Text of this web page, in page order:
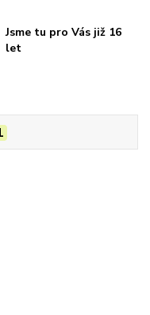
Jsme tu pro Vás již 16
let